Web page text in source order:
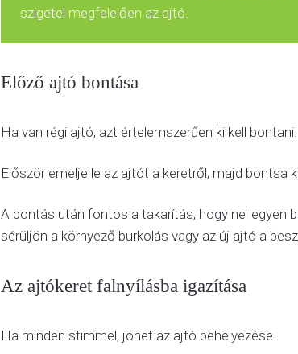
szigetel megfelelően az ajtó.
Előző ajtó bontása
Ha van régi ajtó, azt értelemszerűen ki kell bontani.
Először emelje le az ajtót a keretről, majd bontsa
A bontás után fontos a takarítás, hogy ne legyen
sérüljön a környező burkolás vagy az új ajtó a
Az ajtókeret falnyílásba igazítása
Ha minden stimmel, jöhet az ajtó behelyezése.